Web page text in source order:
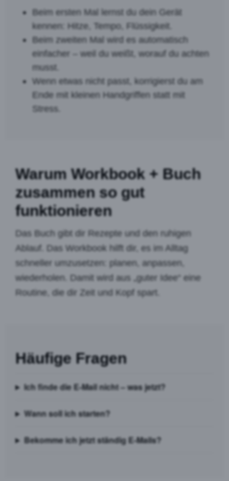
Beim ersten Mal lernst du dein Gerät
kennen: Hitze, Tempo, Flüssigkeit.
Beim zweiten Mal wird es automatisch
einfacher – weil du weißt, worauf du achten
musst.
Wenn etwas nicht passt, korrigierst du am
Ende mit kleinen Handgriffen statt mit
Stress.
Warum Workbook + Buch
zusammen so gut
funktionieren
Das Buch gibt dir Rezepte und den ruhigen
Ablauf. Das Workbook hilft dir, es im Alltag
schneller umzusetzen: planen, anpassen,
wiederholen. Damit wird aus „guter Idee“ eine
Routine, die dir Zeit und Kopf spart.
Häufige Fragen
Ich finde die E-Mail nicht – was jetzt?
Wann soll ich starten?
Bekomme ich jetzt ständig E-Mails?